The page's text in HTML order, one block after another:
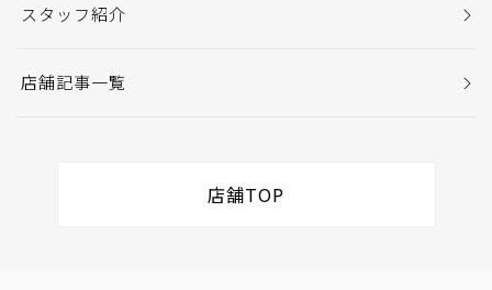
スタッフ紹介
店舗記事一覧
店舗TOP